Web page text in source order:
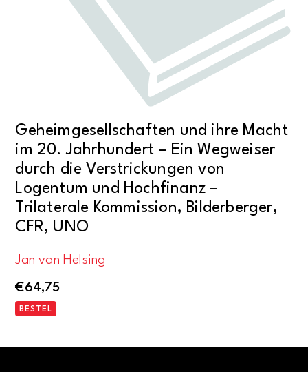
Geheimgesellschaften und ihre Macht
im 20. Jahrhundert – Ein Wegweiser
durch die Verstrickungen von
Logentum und Hochfinanz –
Trilaterale Kommission, Bilderberger,
CFR, UNO
Jan van Helsing
€64,75
BESTEL